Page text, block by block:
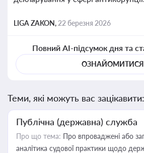
LIGA ZAKON, 22 березня 2026
Повний AI-підсумок дня та
ОЗНАЙОМИТИСЯ
Теми, які можуть вас зацікавити:
Публічна (державна) служба
Про що тема: Про впроваджені або
аналітика судової практики щодо